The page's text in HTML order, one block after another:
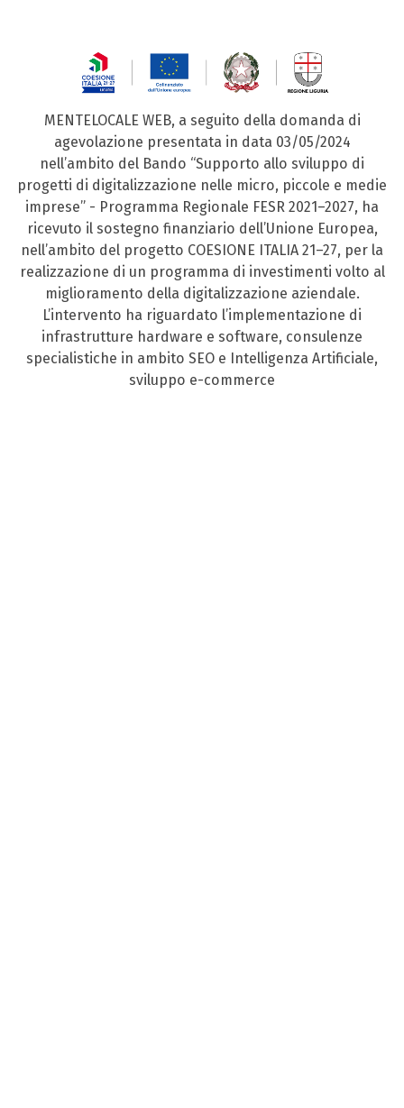
MENTELOCALE WEB, a seguito della domanda di
agevolazione presentata in data 03/05/2024
nell’ambito del Bando “Supporto allo sviluppo di
progetti di digitalizzazione nelle micro, piccole e medie
imprese” - Programma Regionale FESR 2021–2027, ha
ricevuto il sostegno finanziario dell’Unione Europea,
nell’ambito del progetto COESIONE ITALIA 21–27, per la
realizzazione di un programma di investimenti volto al
miglioramento della digitalizzazione aziendale.
L’intervento ha riguardato l’implementazione di
infrastrutture hardware e software, consulenze
specialistiche in ambito SEO e Intelligenza Artificiale,
sviluppo e-commerce